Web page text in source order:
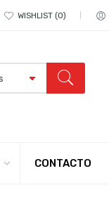
WISHLIST 0
CONTACTO